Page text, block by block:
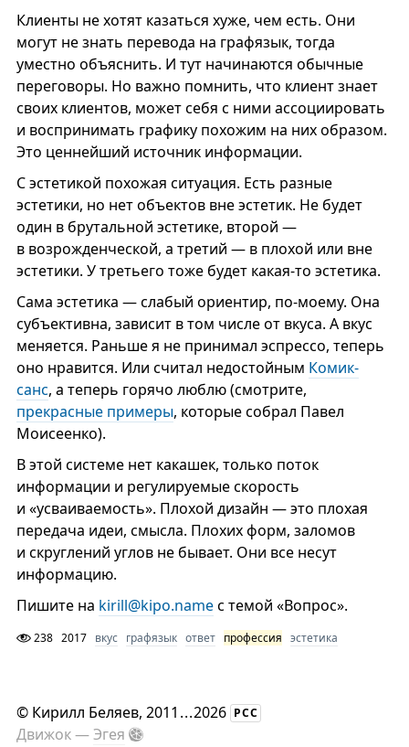
Клиенты не хотят казаться хуже, чем есть. Они
могут не знать перевода на графязык, тогда
уместно объяснить. И тут начинаются обычные
переговоры. Но важно помнить, что клиент знает
своих клиентов, может себя с ними ассоциировать
и воспринимать графику похожим на них образом.
Это ценнейший источник информации.
С эстетикой похожая ситуация. Есть разные
эстетики, но нет объектов вне эстетик. Не будет
один в брутальной эстетике, второй —
в возрожденческой, а третий — в плохой или вне
эстетики. У третьего тоже будет какая-то эстетика.
Сама эстетика — слабый ориентир, по-моему. Она
субъективна, зависит в том числе от вкуса. А вкус
меняется. Раньше я не принимал эспрессо, теперь
оно нравится. Или считал недостойным Комик-
санс, а теперь горячо люблю (смотрите,
прекрасные примеры, которые собрал Павел
Моисеенко).
В этой системе нет какашек, только поток
информации и регулируемые скорость
и «усваиваемость». Плохой дизайн — это плохая
передача идеи, смысла. Плохих форм, заломов
и скруглений углов не бывает. Они все несут
информацию.
Пишите на kirill@kipo.nameс темой «Вопрос».
238 2017 вкус графязык ответ профессия эстетика
© Кирилл Беляев, 2011 ...2026 РСС
Движок —Эгея